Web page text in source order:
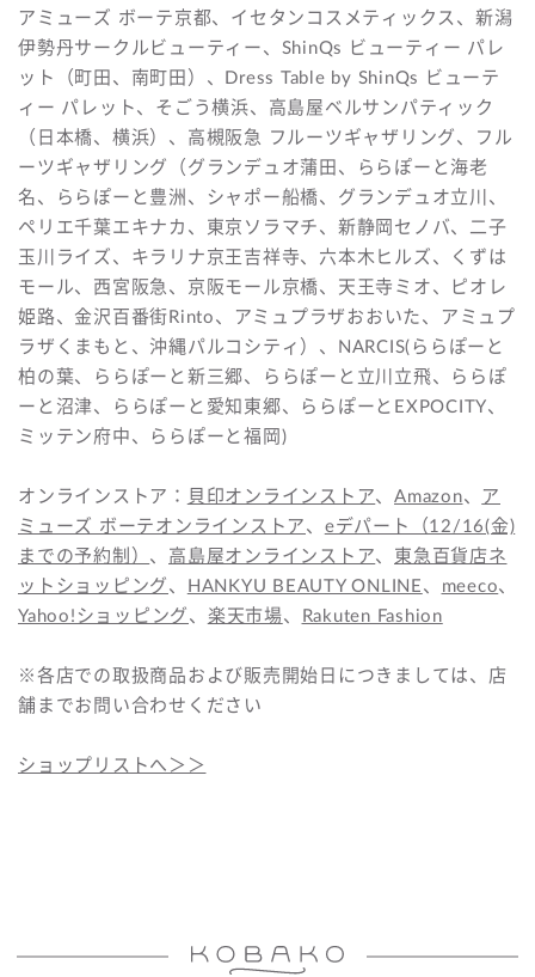
アミューズ ボーテ京都、イセタンコスメティックス、新潟
伊勢丹サークルビューティー、ShinQs ビューティー パレ
ット（町田、南町田）、Dress Table by ShinQs ビューテ
ィー パレット、そごう横浜、高島屋ベルサンパティック
（日本橋、横浜）、高槻阪急 フルーツギャザリング、フル
ーツギャザリング（グランデュオ蒲田、ららぽーと海老
名、ららぽーと豊洲、シャポー船橋、グランデュオ立川、
ペリエ千葉エキナカ、東京ソラマチ、新静岡セノバ、二子
玉川ライズ、キラリナ京王吉祥寺、六本木ヒルズ、くずは
モール、西宮阪急、京阪モール京橋、天王寺ミオ、ピオレ
姫路、金沢百番街Rinto、アミュプラザおおいた、アミュプ
ラザくまもと、沖縄パルコシティ）、NARCIS(ららぽーと
柏の葉、ららぽーと新三郷、ららぽーと立川立飛、ららぽ
ーと沼津、ららぽーと愛知東郷、ららぽーとEXPOCITY、
ミッテン府中、ららぽーと福岡)
オンラインストア： 貝印オンラインストア、 Amazon、
ア
ミューズ ボーテオンラインストア 、 eデパート（12/16(金)
までの予約制） 、 高島屋オンラインストア、
東急百貨店ネ
ットショッピング 、 HANKYU BEAUTY ONLINE 、 meeco、
Yahoo!ショッピング 、 楽天市場、 Rakuten Fashion
※各店での取扱商品および販売開始日につきましては、店
舗までお問い合わせください
ショップリストへ＞＞